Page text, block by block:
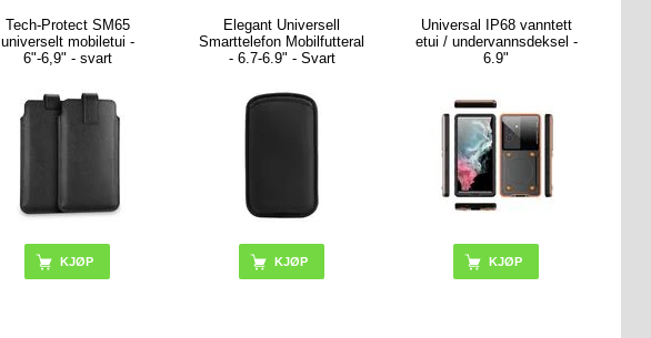
Tech-Protect SM65
universelt mobiletui -
6"-6,9" - svart
Elegant Universell
Smarttelefon Mobilfutteral
- 6.7-6.9" - Svart
Universal IP68 vanntett
etui / undervannsdeksel -
6.9"
KJØP